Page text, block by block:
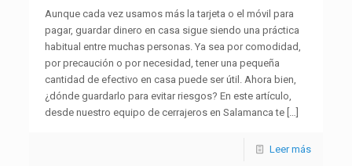
Aunque cada vez usamos más la tarjeta o el móvil para
pagar, guardar dinero en casa sigue siendo una práctica
habitual entre muchas personas. Ya sea por comodidad,
por precaución o por necesidad, tener una pequeña
cantidad de efectivo en casa puede ser útil. Ahora bien,
¿dónde guardarlo para evitar riesgos? En este artículo,
desde nuestro equipo de cerrajeros en Salamanca te […]
Leer más